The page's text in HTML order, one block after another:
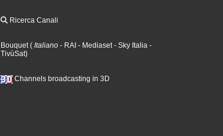
Ricerca Canali
Bouquet( Italiano - RAI - Mediaset- Sky Italia -
TivùSat)
Channels broadcasting in 3D